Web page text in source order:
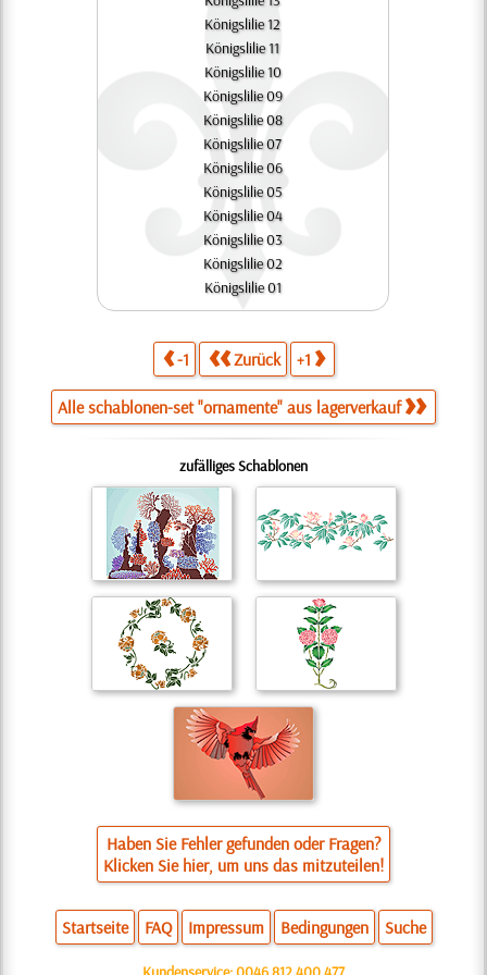
Königslilie 12
Königslilie 11
Königslilie 10
Königslilie 09
Königslilie 08
Königslilie 07
Königslilie 06
Königslilie 05
Königslilie 04
Königslilie 03
Königslilie 02
Königslilie 01
-1 Zurück +1
Alle schablonen-set "ornamente" aus lagerverkauf
zufälliges Schablonen
Haben Sie Fehler gefunden oder Fragen?
Klicken Sie hier, um uns das mitzuteilen!
Startseite FAQ Impressum Bedingungen Suche